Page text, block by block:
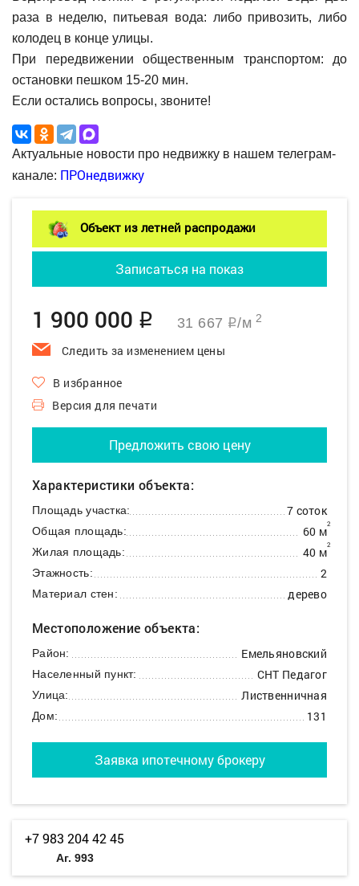
раза в неделю, питьевая вода: либо привозить, либо
колодец в конце улицы.
При передвижении общественным транспортом: до
остановки пешком 15-20 мин.
Если остались вопросы, звоните!
Актуальные новости про недвижку в нашем телеграм-
канале: ПРОнедвижку
Объект из летней распродажи
Записаться на показ
1 900 000 q 31 667 q/м2
Следить за изменением цены
В избранное
Версия для печати
Предложить свою цену
Характеристики объекта:
Площадь участка: 7 соток
Общая площадь: 60 м2
Жилая площадь: 40 м2
Этажность: 2
Материал стен: дерево
Местоположение объекта:
Район: Емельяновский
Населенный пункт: СНТ Педагог
Улица: Лиственничная
Дом: 131
Заявка ипотечному брокеру
+7 983 204 42 45
Аг. 993